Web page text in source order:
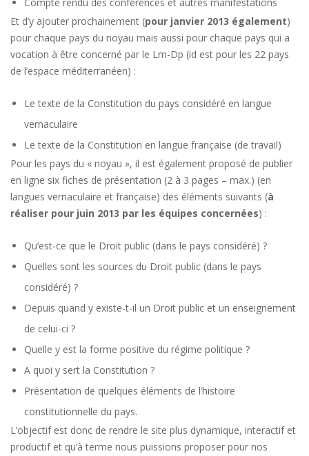
Et d’y ajouter prochainement (pour janvier 2013 également)
pour chaque pays du noyau mais aussi pour chaque pays qui a
vocation à être concerné par le Lm-Dp (id est pour les 22 pays
de l’espace méditerranéen) :
Le texte de la Constitution du pays considéré en langue
vernaculaire
Le texte de la Constitution en langue française (de travail)
Pour les pays du « noyau », il est également proposé de publier
en ligne six fiches de présentation (2 à 3 pages – max.) (en
langues vernaculaire et française) des éléments suivants (à
réaliser pour juin 2013 par les équipes concernées) :
Qu’est-ce que le Droit public (dans le pays considéré) ?
Quelles sont les sources du Droit public (dans le pays
considéré) ?
Depuis quand y existe-t-il un Droit public et un enseignement
de celui-ci ?
Quelle y est la forme positive du régime politique ?
A quoi y sert la Constitution ?
Présentation de quelques éléments de l’histoire
constitutionnelle du pays.
L’objectif est donc de rendre le site plus dynamique, interactif et
productif et qu’à terme nous puissions proposer pour nos